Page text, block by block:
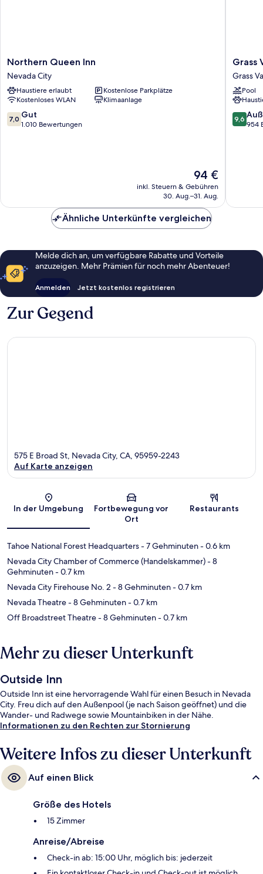
Northern
Queen
Inn
Nevada
City
Northern Queen Inn
Nevada City
Haustiere erlaubt
Kostenlose Parkplätze
Kostenloses WLAN
Klimaanlage
7.0
von
7,0 Gut
1.010 Bewertungen
Der
Preis
beträgt
94 €
inkl. Steuern & Gebühren
30. Aug.–31. Aug.
Grass
Valley
Suites
Grass
Valley
Grass
Grass
Pool
9.6
von
9,6
954
Ähnliche Unterkünfte vergleichen
Melde dich an, um verfügbare Rabatte und Vorteile
anzuzeigen. Mehr Prämien für noch mehr Abenteuer!
Anmelden Jetzt kostenlos registrieren
Zur Gegend
Karte
575 E Broad St, Nevada City, CA, 95959-2243
Auf Karte anzeigen
In der Umgebung
Fortbewegung vor
Ort
Restaurants
Tahoe National Forest Headquarters- 7 Gehminuten- 0.6 km
Nevada City Chamber of Commerce (Handelskammer)- 8
Gehminuten- 0.7 km
Nevada City Firehouse No. 2 - 8 Gehminuten- 0.7 km
Nevada Theatre- 8 Gehminuten- 0.7 km
Off Broadstreet Theatre- 8 Gehminuten- 0.7 km
Mehr zu dieser Unterkunft
Outside Inn
Outside Inn ist eine hervorragende Wahl für einen Besuch in Nevada
City. Freu dich auf den Außenpool (je nach Saison geöffnet) und die
Wander- und Radwege sowie Mountainbiken in der Nähe.
Informationen zu den Rechten zur Stornierung
Weitere Infos zu dieser Unterkunft
Auf einen Blick
Größe des Hotels
15 Zimmer
Anreise/Abreise
Check-in ab: 15:00 Uhr, möglich bis: jederzeit